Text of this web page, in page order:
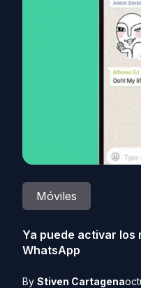
Móviles
Ya puede activar los
WhatsApp
By Stiven Cartagena